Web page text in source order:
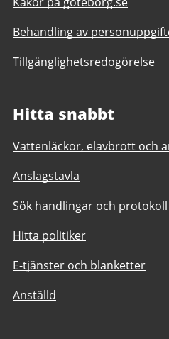
Behandling av
Tillgänglighetsredogörelse
Hitta snabbt
Vattenläckor, elavbrott och
Anslagstavla
Sök handlingar och protokoll
Hitta politiker
E-tjänster och blanketter
Anställd